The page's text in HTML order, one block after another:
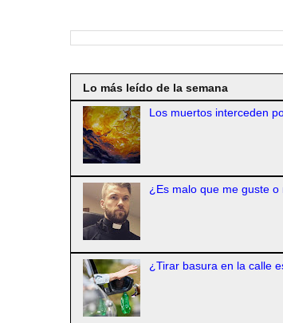
Lo más leído de la semana
Los muertos interceden
¿Es malo que me guste
¿Tirar basura en la calle